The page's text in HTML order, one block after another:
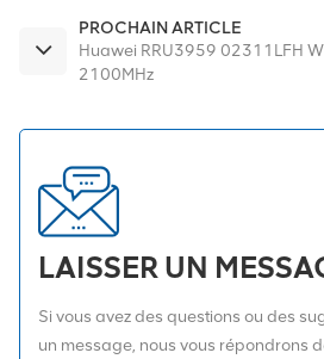
PROCHAIN ARTICLE
Huawei RRU3959 02311LFH
2100MHz
LAISSER UN
Si vous avez des questions ou des
un message, nous vous répondrons